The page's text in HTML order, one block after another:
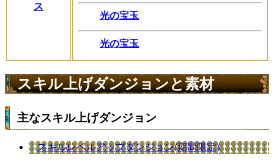
ス
光の宝玉
光の宝玉
スキル上げダンジョンと素材
主なスキル上げダンジョン
スキルレベルアップダンジョン(期間限定)